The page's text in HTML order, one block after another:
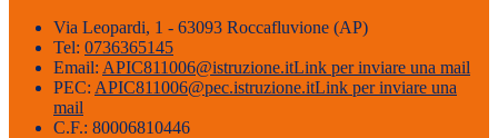
Via Leopardi, 1 - 63093 Roccafluvione (AP)
Tel: 0736365145
Email: APIC811006@istruzione.itLink per inviare una mail
PEC: APIC811006@pec.istruzione.itLink per inviare una
mail
C.F.: 80006810446